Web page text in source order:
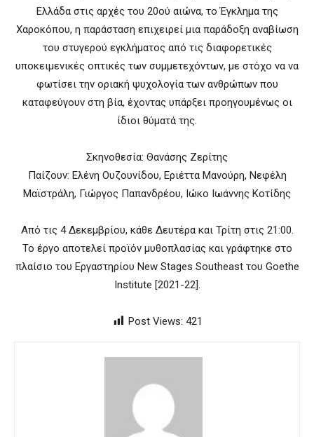
Ελλάδα στις αρχές του 20ού αιώνα, το Έγκλημα της
Χαροκόπου, η παράσταση επιχειρεί μια παράδοξη αναβίωση
του στυγερού εγκλήματος από τις διαφορετικές
υποκειμενικές οπτικές των συμμετεχόντων, με στόχο να να
φωτίσει την οριακή ψυχολογία των ανθρώπων που
καταφεύγουν στη βία, έχοντας υπάρξει προηγουμένως οι
ίδιοι θύματά της.
Σκηνοθεσία: Θανάσης Ζερίτης
Παίζουν: Ελένη Ουζουνίδου, Εριέττα Μανούρη, Νεφέλη
Μαϊστράλη, Γιώργος Παπανδρέου, Ιώκο Ιωάννης Κοτίδης
Από τις 4 Δεκεμβρίου, κάθε Δευτέρα και Τρίτη στις 21:00.
Το έργο αποτελεί προϊόν μυθοπλασίας και γράφτηκε στο
πλαίσιο του Εργαστηρίου New Stages Southeast του Goethe
Institute [2021-22].
Post Views: 421